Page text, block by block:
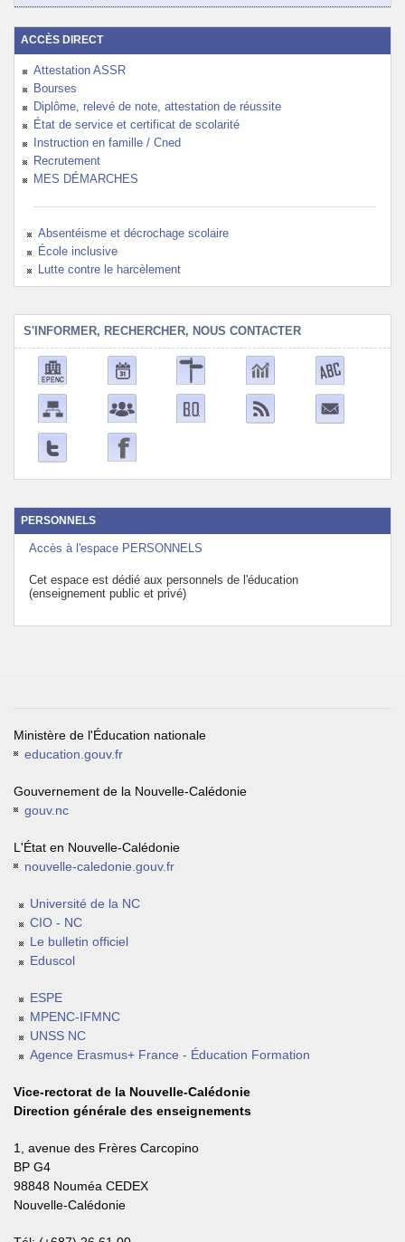
ACCÈS DIRECT
Attestation ASSR
Bourses
Diplôme, relevé de note, attestation de réussite
État de service et certificat de scolarité
Instruction en famille / Cned
Recrutement
MES DÉMARCHES
Absentéisme et décrochage scolaire
École inclusive
Lutte contre le harcèlement
S'INFORMER, RECHERCHER, NOUS CONTACTER
PERSONNELS
Accès à l'espace PERSONNELS
Cet espace est dédié aux personnels de l'éducation
(enseignement public et privé)
Ministère de l'Éducation nationale
education.gouv.fr
Gouvernement de la Nouvelle-Calédonie
gouv.nc
L'État en Nouvelle-Calédonie
nouvelle-caledonie.gouv.fr
Université de la NC
CIO - NC
Le bulletin officiel
Eduscol
ESPE
MPENC-IFMNC
UNSS NC
Agence Erasmus+ France - Éducation Formation
Vice-rectorat de la Nouvelle-Calédonie
Direction générale des enseignements
1, avenue des Frères Carcopino
BP G4
98848 Nouméa CEDEX
Nouvelle-Calédonie